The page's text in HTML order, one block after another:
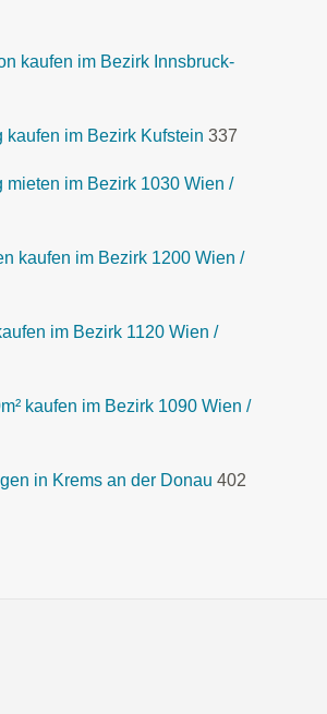
kaufen im Bezirk Innsbruck-
kaufen im Bezirk Kufstein 337
mieten im Bezirk 1030 Wien /
kaufen im Bezirk 1200 Wien /
im Bezirk 1120 Wien /
kaufen im Bezirk 1090 Wien /
in Krems an der Donau 402